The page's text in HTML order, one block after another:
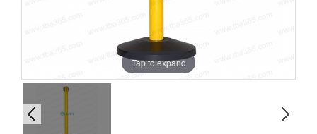
Tap to expand